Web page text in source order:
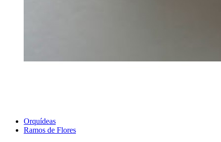
Orquídeas
Ramos de Flores